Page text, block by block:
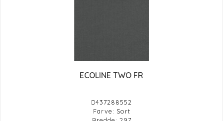
ECOLINE TWO FR
D437288552
Farve: Sort